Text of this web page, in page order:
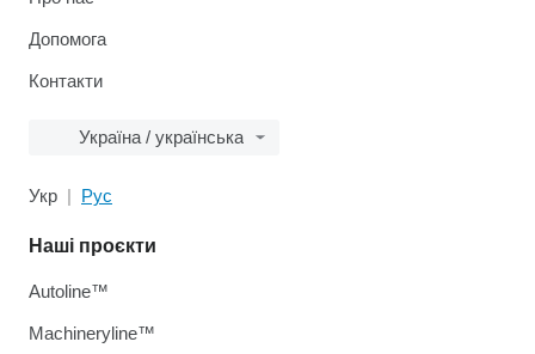
Допомога
Контакти
Україна / українська
Укр Рус
Наші проєкти
Autoline™
Machineryline™